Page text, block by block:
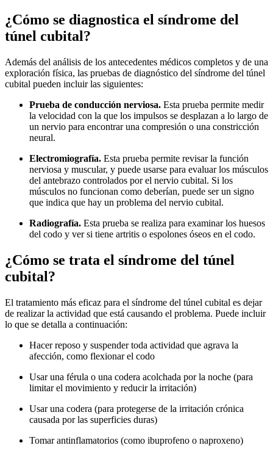
¿Cómo se diagnostica el síndrome del
túnel cubital?
Además del análisis de los antecedentes médicos completos y de una
exploración física, las pruebas de diagnóstico del síndrome del túnel
cubital pueden incluir las siguientes:
Prueba de conducción nerviosa. Esta prueba permite medir
la velocidad con la que los impulsos se desplazan a lo largo de
un nervio para encontrar una compresión o una constricción
neural.
Electromiografía. Esta prueba permite revisar la función
nerviosa y muscular, y puede usarse para evaluar los músculos
del antebrazo controlados por el nervio cubital. Si los
músculos no funcionan como deberían, puede ser un signo
que indica que hay un problema del nervio cubital.
Radiografía. Esta prueba se realiza para examinar los huesos
del codo y ver si tiene artritis o espolones óseos en el codo.
¿Cómo se trata el síndrome del túnel
cubital?
El tratamiento más eficaz para el síndrome del túnel cubital es dejar
de realizar la actividad que está causando el problema. Puede incluir
lo que se detalla a continuación:
Hacer reposo y suspender toda actividad que agrava la
afección, como flexionar el codo
Usar una férula o una codera acolchada por la noche (para
limitar el movimiento y reducir la irritación)
Usar una codera (para protegerse de la irritación crónica
causada por las superficies duras)
Tomar antinflamatorios (como ibuprofeno o naproxeno)